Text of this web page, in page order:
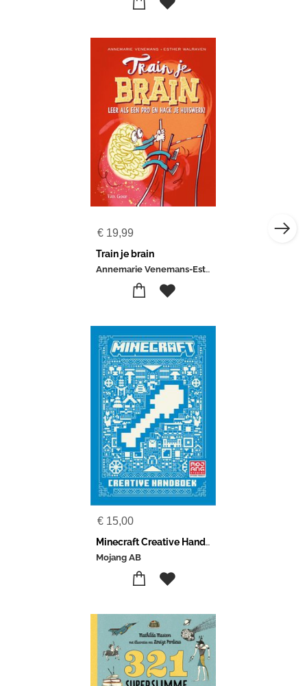
€ 19,99
Train je brain
Annemarie Venemans-Esther Walraven
€ 15,00
Minecraft Creative Handboek
Mojang AB